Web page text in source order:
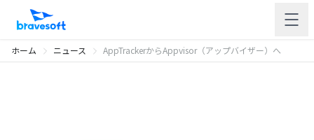
ホーム ニュース AppTrackerからAppvisor（アップバイザー）へ